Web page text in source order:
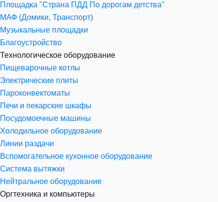
Площадка "Страна ПДД По дорогам детства"
МАФ (Домики, Транспорт)
Музыкальные площадки
Благоустройство
Технологическое оборудование
Пищеварочные котлы
Электрические плиты
Пароконвектоматы
Печи и пекарские шкафы
Посудомоечные машины
Холодильное оборудование
Линии раздачи
Вспомогательное кухонное оборудование
Система вытяжки
Нейтральное оборудование
Оргтехника и компьютеры